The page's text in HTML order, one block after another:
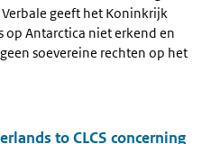
geeft het Koninkrijk
Antarctica niet erkend en
soevereine rechten op het
to CLCS concerning